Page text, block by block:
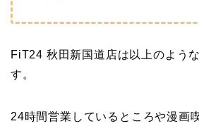
FiT24 秋田新国道店は以上のよう
す。
24時間営業しているところや漫画